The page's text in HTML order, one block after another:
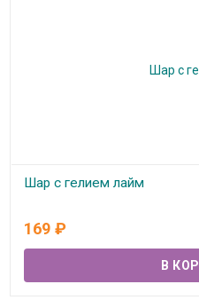
Шар с гелием лайм
169 ₽